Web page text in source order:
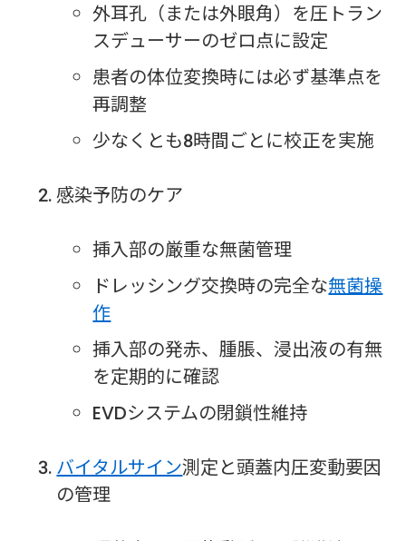
外耳孔（または外眼角）を圧トラン
スデューサーのゼロ点に設定
患者の体位変換時には必ず基準点を
再調整
少なくとも8時間ごとに校正を実施
感染予防のケア
挿入部の厳重な無菌管理
ドレッシング交換時の完全な無菌操
作
挿入部の発赤、腫脹、浸出液の有無
を定期的に確認
EVDシステムの閉鎖性維持
バイタルサイン測定と頭蓋内圧変動要因
の管理